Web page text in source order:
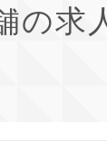
の求